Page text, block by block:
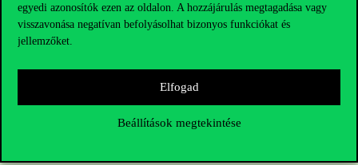
egyedi azonosítók ezen az oldalon. A hozzájárulás megtagadása vagy
visszavonása negatívan befolyásolhat bizonyos funkciókat és
jellemzőket.
Elfogad
Beállítások megtekintése
Kérdésed van a felvételivel kapcsolatban?
HUB jelenlegi hallgatóinknak